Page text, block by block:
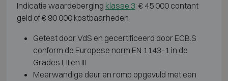
Indicatie waardeberging klasse 3: € 45 000 contant
geld of € 90 000 kostbaarheden
Getest door VdS en gecertificeerd door ECB.S
conform de Europese norm EN 1143-1 in de
Grades I, II en III
Meerwandige deur en romp opgevuld met een